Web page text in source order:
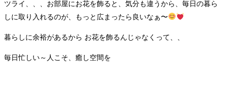
ツライ、、、お部屋にお花を飾ると、気分も違うから、毎日の暮ら
しに取り入れるのが、もっと広まったら良いなぁ〜
暮らしに余裕があるから お花を飾るんじゃなくって、、
毎日忙しい～人こそ、癒し空間を